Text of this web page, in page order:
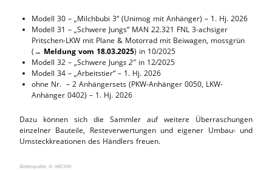
Modell 30 – „Milchbubi 3“ (Unimog mit Anhänger) – 1. Hj. 2026
Modell 31 – „Schwere Jungs“ MAN 22.321 FNL 3-achsiger
Pritschen-LKW mit Plane & Motorrad mit Beiwagen, mossgrün
(→ Meldung vom 18.03.2025) in 10/2025
Modell 32 – „Schwere Jungs 2″ in 12/2025
Modell 34 – „Arbeitstier“ – 1. Hj. 2026
ohne Nr. – 2 Anhängersets (PKW-Anhänger 0050, LKW-
Anhänger 0402) – 1. Hj. 2026
Dazu können sich die Sammler auf weitere Überraschungen
einzelner Bauteile, Resteverwertungen und eigener Umbau- und
Umsteckkreationen des Händlers freuen.
Bilderquelle: © ARCHIV